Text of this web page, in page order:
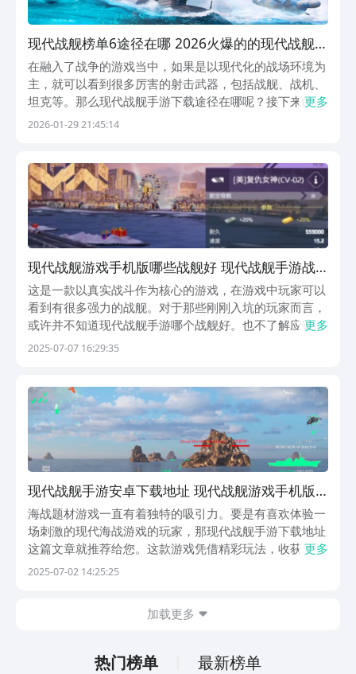
现代战舰榜单6途径在哪 2026火爆的的现代战舰游
戏手机版before_1
在融入了战争的游戏当中，如果是以现代化的战场环境为
主，就可以看到很多厉害的射击武器，包括战舰、战机、
坦克等。那么现代战舰手游下载途径在哪呢？接下来的第
一款，不仅有下载链接，点击以后就能下载几款比较类似
游...
更多
2026-01-29 21:45:14
现代战舰游戏手机版哪些战舰好 现代战舰手游战
舰挑选指南
这是一款以真实战斗作为核心的游戏，在游戏中玩家可以
看到有很多强力的战舰。对于那些刚刚入坑的玩家而言，
或许并不知道现代战舰手游哪个战舰好。也不了解应该选
择哪一个，到底厉害在什么地方，那今天就为大家来详细
更多
2025-07-07 16:29:35
现代战舰手游安卓下载地址 现代战舰游戏手机版
正版下载链接
海战题材游戏一直有着独特的吸引力。要是有喜欢体验一
场刺激的现代海战游戏的玩家，那现代战舰手游下载地址
这篇文章就推荐给您。这款游戏凭借精彩玩法，收获了全
球不少玩家的青睐，下面就一起看看。《现代战舰》 最
更多
2025-07-02 14:25:25
加载更多
热门榜单 最新榜单